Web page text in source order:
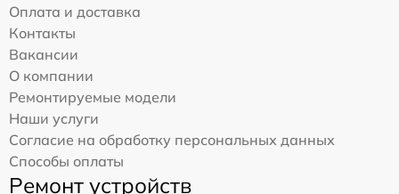
Оплата и доставка
Контакты
Вакансии
О компании
Ремонтируемые модели
Наши услуги
Согласие на обработку персональных данных
Способы оплаты
Ремонт устройств